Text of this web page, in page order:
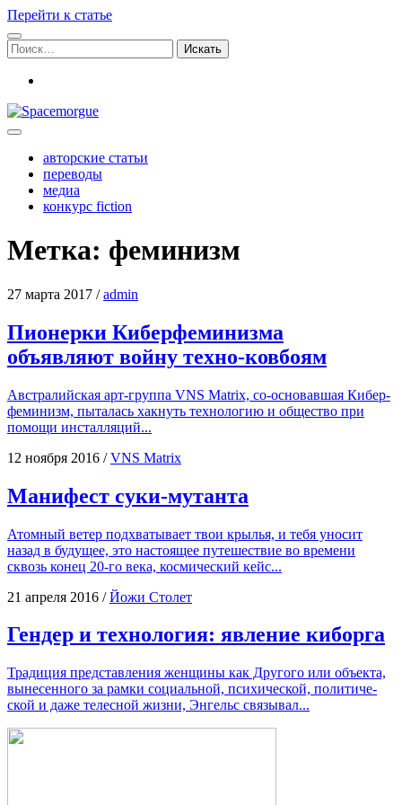
Перейти к статье
Поиск:
Spacemorgue
авторские статьи
переводы
медиа
конкурс fiction
Метка: феминизм
27 марта 2017 /admin
Пионерки Киберфеминизма
объявляют войну техно-ковбоям
Австра­лий­ская арт-груп­па VNS Matrix, со-осно­вав­шая Кибер­
фе­ми­низм, пыта­лась хак­нуть тех­но­ло­гию и обще­ство при
помо­щи инсталляций...
12 ноября 2016 /VNS Matrix
Манифест суки-мутанта
Атом­ный ветер под­хва­ты­ва­ет твои кры­лья, и тебя уно­сит
назад в буду­щее, это насто­я­щее путе­ше­ствие во вре­ме­ни
сквозь конец 20-го века, кос­ми­че­ский кейс...
21 апреля 2016 /Йожи Столет
Гендер и технология: явление киборга
Тра­ди­ция пред­став­ле­ния жен­щи­ны как Дру­го­го или объ­ек­та,
выне­сен­но­го за рам­ки соци­аль­ной, пси­хи­че­ской, поли­ти­че­
ской и даже телес­ной жиз­ни, Энгельс связывал...